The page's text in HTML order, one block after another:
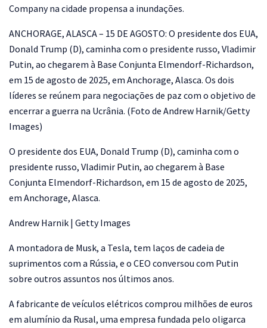
Company na cidade propensa a inundações.
ANCHORAGE, ALASCA – 15 DE AGOSTO: O presidente dos EUA,
Donald Trump (D), caminha com o presidente russo, Vladimir
Putin, ao chegarem à Base Conjunta Elmendorf-Richardson,
em 15 de agosto de 2025, em Anchorage, Alasca. Os dois
líderes se reúnem para negociações de paz com o objetivo de
encerrar a guerra na Ucrânia. (Foto de Andrew Harnik/Getty
Images)
O presidente dos EUA, Donald Trump (D), caminha com o
presidente russo, Vladimir Putin, ao chegarem à Base
Conjunta Elmendorf-Richardson, em 15 de agosto de 2025,
em Anchorage, Alasca.
Andrew Harnik | Getty Images
A montadora de Musk, a Tesla, tem laços de cadeia de
suprimentos com a Rússia, e o CEO conversou com Putin
sobre outros assuntos nos últimos anos.
A fabricante de veículos elétricos comprou milhões de euros
em alumínio da Rusal, uma empresa fundada pelo oligarca